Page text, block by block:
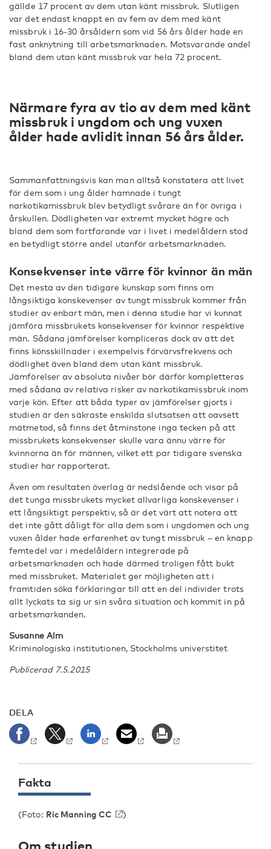
gällde 17 procent av dem utan känt missbruk. Slutligen
var det endast knappt en av fem av dem med känt
missbruk i 16-30 årsåldern som vid 56 års ålder hade en
fast anknytning till arbetsmarknaden. Motsvarande andel
bland dem utan känt missbruk var hela 72 procent.
Närmare fyra av tio av dem med känt
missbruk i ungdom och ung vuxen
ålder hade avlidit innan 56 års ålder.
Sammanfattningsvis kan man alltså konstatera att livet
för dem som i ung ålder hamnade i tungt
narkotikamissbruk blev betydligt svårare än för övriga i
årskullen. Dödligheten var extremt mycket högre och
bland dem som fortfarande var i livet i medelåldern stod
en betydligt större andel utanför arbetsmarknaden.
Konsekvenser inte värre för kvinnor än män
Det mesta av den tidigare kunskap som finns om
långsiktiga konskevenser av tungt missbruk kommer från
studier av enbart män, men i denna studie har vi kunnat
jämföra missbrukets konsekvenser för kvinnor respektive
män. Sådana jämförelser kompliceras dock av att det
finns könsskillnader i exempelvis förvärvsfrekvens och
dödlighet även bland dem utan känt missbruk.
Jämförelser av absoluta nivåer bör därför kompletteras
med sådana av relativa risker av narkotikamissbruk inom
varje kön. Efter att båda typer av jämförelser gjorts i
studien är den säkraste enskilda slutsatsen att oavsett
mätmetod, så finns det åtminstone inga tecken på att
missbrukets konsekvenser skulle vara ännu värre för
kvinnorna än för männen, vilket ett par tidigare svenska
studier har rapporterat.
Även om resultaten överlag är nedslående och visar på
det tunga missbrukets mycket allvarliga konskevenser i
ett långsiktigt perspektiv, så är det värt att notera att
det inte gått dåligt för alla dem som i ungdomen och ung
vuxen ålder hade erfarenhet av tungt missbruk – en knapp
femtedel var i medelåldern integrerade på
arbetsmarknaden och hade därmed troligen fått bukt
med missbruket. Materialet ger möjligheten att i
framtiden söka förklaringar till att en del individer trots
allt lyckats ta sig ur sin svåra situation och kommit in på
arbetsmarkanden.
Susanne Alm
Kriminologiska institutionen, Stockholms universtitet
Publicerad 7.5.2015
DELA
Fakta
(Foto: Ric Manning CC )
Om studien